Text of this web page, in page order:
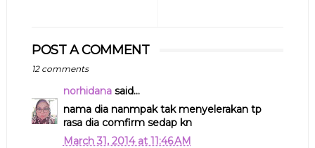
POST A COMMENT
12 comments
norhidanasaid...
nama dia nanmpak tak menyelerakan tp
rasa dia comfirm sedap kn
March 31, 2014 at 11:46 AM